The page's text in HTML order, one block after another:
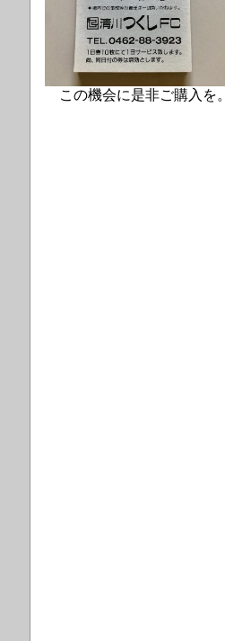
この機会に是非ご購入を。